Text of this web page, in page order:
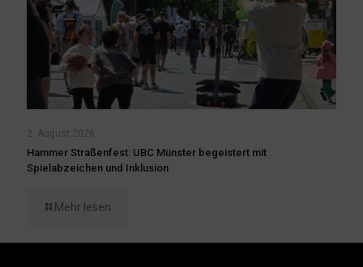
2. August 2026
Hammer Straßenfest: UBC Münster begeistert mit
Spielabzeichen und Inklusion
Mehr lesen